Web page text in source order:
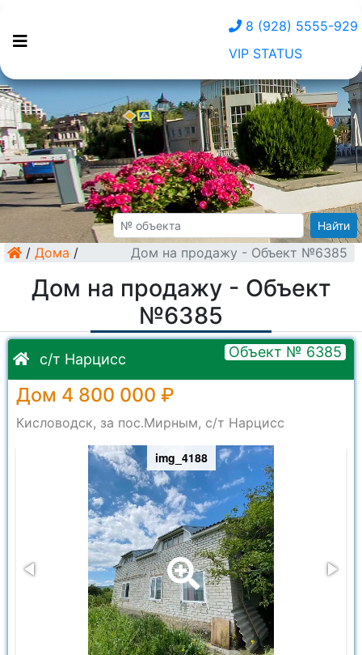
8 (928) 5555-929
VIP STATUS
Найти
/ Дома / Дом на продажу - Объект №6385
Дом на продажу - Объект
№6385
с/т Нарцисс Объект № 6385
Дом 4 800 000 ₽
Кисловодск, за пос.Мирным, с/т Нарцисс
img_4188